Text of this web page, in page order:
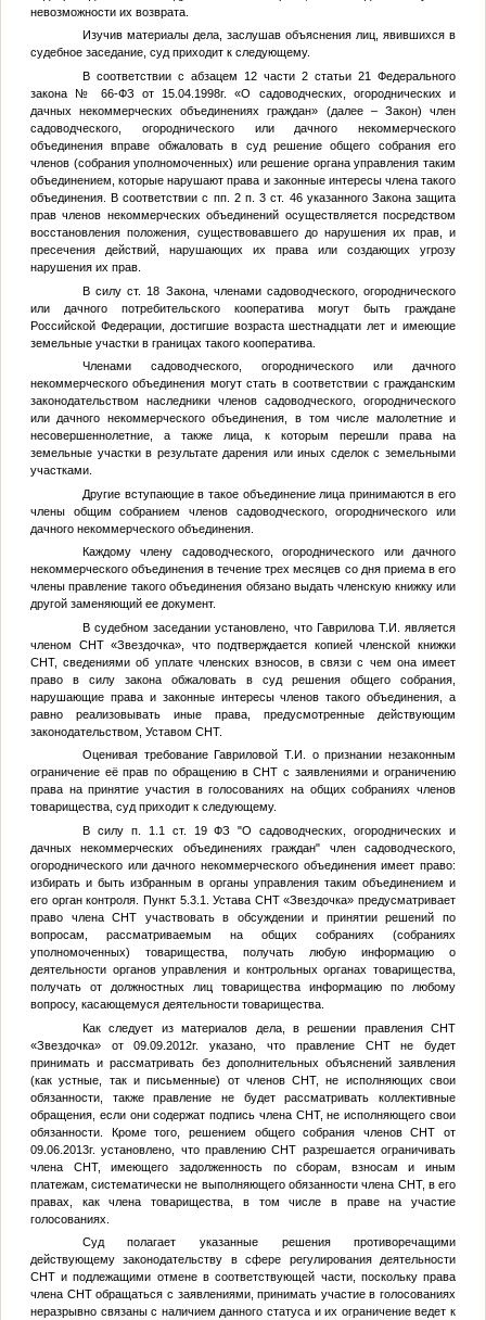
невозможности их возврата.
Изучив материалы дела, заслушав объяснения лиц, явившихся в
судебное заседание, суд приходит к следующему.
В соответствии с абзацем 12 части 2 статьи 21 Федерального
закона № 66-ФЗ от 15.04.1998г. «О садоводческих, огороднических и
дачных некоммерческих объединениях граждан» (далее – Закон) член
садоводческого, огороднического или дачного некоммерческого
объединения вправе обжаловать в суд решение общего собрания его
членов (собрания уполномоченных) или решение органа управления таким
объединением, которые нарушают права и законные интересы члена такого
объединения. В соответствии с пп. 2 п. 3 ст. 46 указанного Закона защита
прав членов некоммерческих объединений осуществляется посредством
восстановления положения, существовавшего до нарушения их прав, и
пресечения действий, нарушающих их права или создающих угрозу
нарушения их прав.
В силу ст. 18 Закона, членами садоводческого, огороднического
или дачного потребительского кооператива могут быть граждане
Российской Федерации, достигшие возраста шестнадцати лет и имеющие
земельные участки в границах такого кооператива.
Членами садоводческого, огороднического или дачного
некоммерческого объединения могут стать в соответствии с гражданским
законодательством наследники членов садоводческого, огороднического
или дачного некоммерческого объединения, в том числе малолетние и
несовершеннолетние, а также лица, к которым перешли права на
земельные участки в результате дарения или иных сделок с земельными
участками.
Другие вступающие в такое объединение лица принимаются в его
члены общим собранием членов садоводческого, огороднического или
дачного некоммерческого объединения.
Каждому члену садоводческого, огороднического или дачного
некоммерческого объединения в течение трех месяцев со дня приема в его
члены правление такого объединения обязано выдать членскую книжку или
другой заменяющий ее документ.
В судебном заседании установлено, что Гаврилова Т.И. является
членом СНТ «Звездочка», что подтверждается копией членской книжки
СНТ, сведениями об уплате членских взносов, в связи с чем она имеет
право в силу закона обжаловать в суд решения общего собрания,
нарушающие права и законные интересы членов такого объединения, а
равно реализовывать иные права, предусмотренные действующим
законодательством, Уставом СНТ.
Оценивая требование Гавриловой Т.И. о признании незаконным
ограничение её прав по обращению в СНТ с заявлениями и ограничению
права на принятие участия в голосованиях на общих собраниях членов
товарищества, суд приходит к следующему.
В силу п. 1.1 ст. 19 ФЗ "О садоводческих, огороднических и
дачных некоммерческих объединениях граждан" член садоводческого,
огороднического или дачного некоммерческого объединения имеет право:
избирать и быть избранным в органы управления таким объединением и
его орган контроля. Пункт 5.3.1. Устава СНТ «Звездочка» предусматривает
право члена СНТ участвовать в обсуждении и принятии решений по
вопросам, рассматриваемым на общих собраниях (собраниях
уполномоченных) товарищества, получать любую информацию о
деятельности органов управления и контрольных органах товарищества,
получать от должностных лиц товарищества информацию по любому
вопросу, касающемуся деятельности товарищества.
Как следует из материалов дела, в решении правления СНТ
«Звездочка» от 09.09.2012г. указано, что правление СНТ не будет
принимать и рассматривать без дополнительных объяснений заявления
(как устные, так и письменные) от членов СНТ, не исполняющих свои
обязанности, также правление не будет рассматривать коллективные
обращения, если они содержат подпись члена СНТ, не исполняющего свои
обязанности. Кроме того, решением общего собрания членов СНТ от
09.06.2013г. установлено, что правлению СНТ разрешается ограничивать
члена СНТ, имеющего задолженность по сборам, взносам и иным
платежам, систематически не выполняющего обязанности члена СНТ, в его
правах, как члена товарищества, в том числе в праве на участие
голосованиях.
Суд полагает указанные решения противоречащими
действующему законодательству в сфере регулирования деятельности
СНТ и подлежащими отмене в соответствующей части, поскольку права
члена СНТ обращаться с заявлениями, принимать участие в голосованиях
неразрывно связаны с наличием данного статуса и их ограничение ведет к